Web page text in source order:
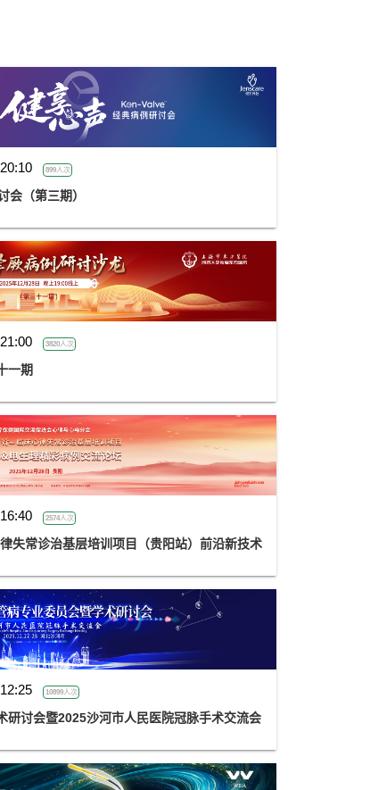
899人次
（第三期）
3820人次
一期
2574人次
失常诊治基层培训项目（贵阳站）前沿新技术
10899人次
研讨会暨2025沙河市人民医院冠脉手术交流会